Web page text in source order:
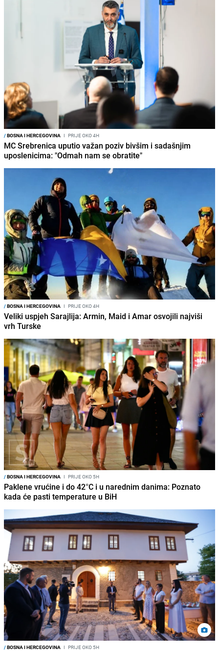
/BOSNA I HERCEGOVINA I PRIJE OKO 4H
MC Srebrenica uputio važan poziv bivšim i sadašnjim
uposlenicima: "Odmah nam se obratite"
/BOSNA I HERCEGOVINA I PRIJE OKO 4H
Veliki uspjeh Sarajlija: Armin, Maid i Amar osvojili najviši
vrh Turske
/BOSNA I HERCEGOVINA I PRIJE OKO 5H
Paklene vrućine i do 42°C i u narednim danima: Poznato
kada će pasti temperature u BiH
/BOSNA I HERCEGOVINA I PRIJE OKO 5H